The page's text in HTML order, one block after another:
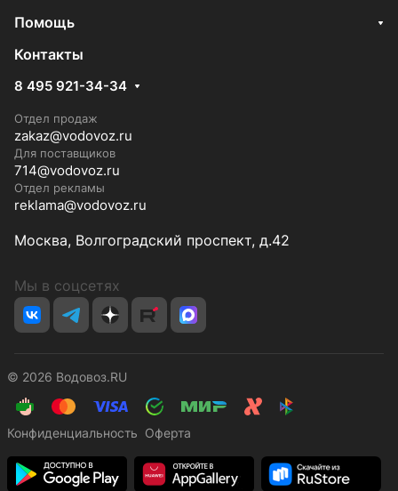
Помощь
Контакты
8 495 921-34-34
Отдел продаж
zakaz@vodovoz.ru
Для поставщиков
714@vodovoz.ru
Отдел рекламы
reklama@vodovoz.ru
Москва, Волгоградский проспект, д.42
Мы в соцсетях
© 2026 Водовоз.RU
Конфиденциальность Оферта